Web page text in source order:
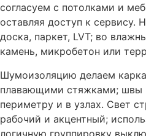
согласуем с потолками и
оставляя доступ к сервису.
доска, паркет, LVT; во
камень, микробетон или
Шумоизоляцию делаем
плавающими стяжками; швы
периметру и в узлах. Свет
рабочий и акцентный;
логичную группировку